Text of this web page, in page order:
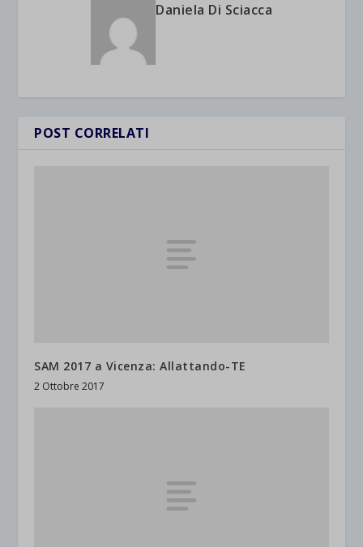
Daniela Di Sciacca
POST CORRELATI
SAM 2017 a Vicenza: Allattando-TE
2 Ottobre 2017